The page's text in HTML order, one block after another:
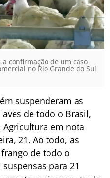
confirmação de um caso
no Rio Grande do Sul
suspenderam as
de todo o Brasil,
em nota
21. Ao todo, as
de todo o
para 21